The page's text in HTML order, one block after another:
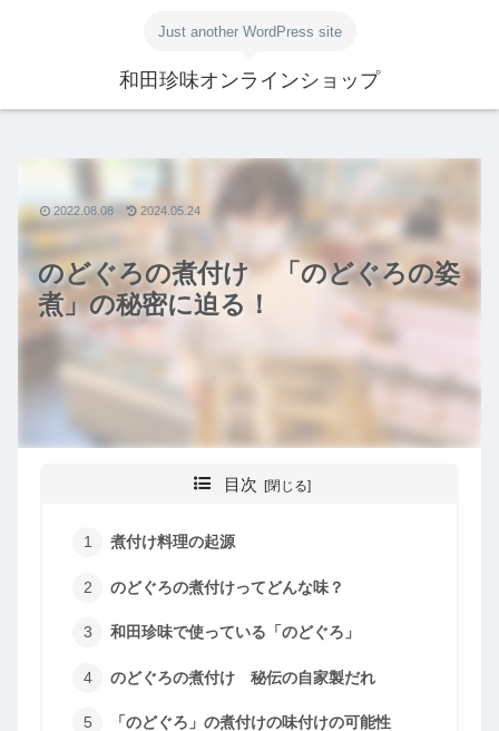
Just another WordPress site
和田珍味オンラインショップ
のどぐろの煮付け 「のどぐろの姿
煮」の秘密に迫る！
2022.08.08 2024.05.24
目次
煮付け料理の起源
のどぐろの煮付けってどんな味？
和田珍味で使っている「のどぐろ」
のどぐろの煮付け 秘伝の自家製だれ
「のどぐろ」の煮付けの味付けの可能性